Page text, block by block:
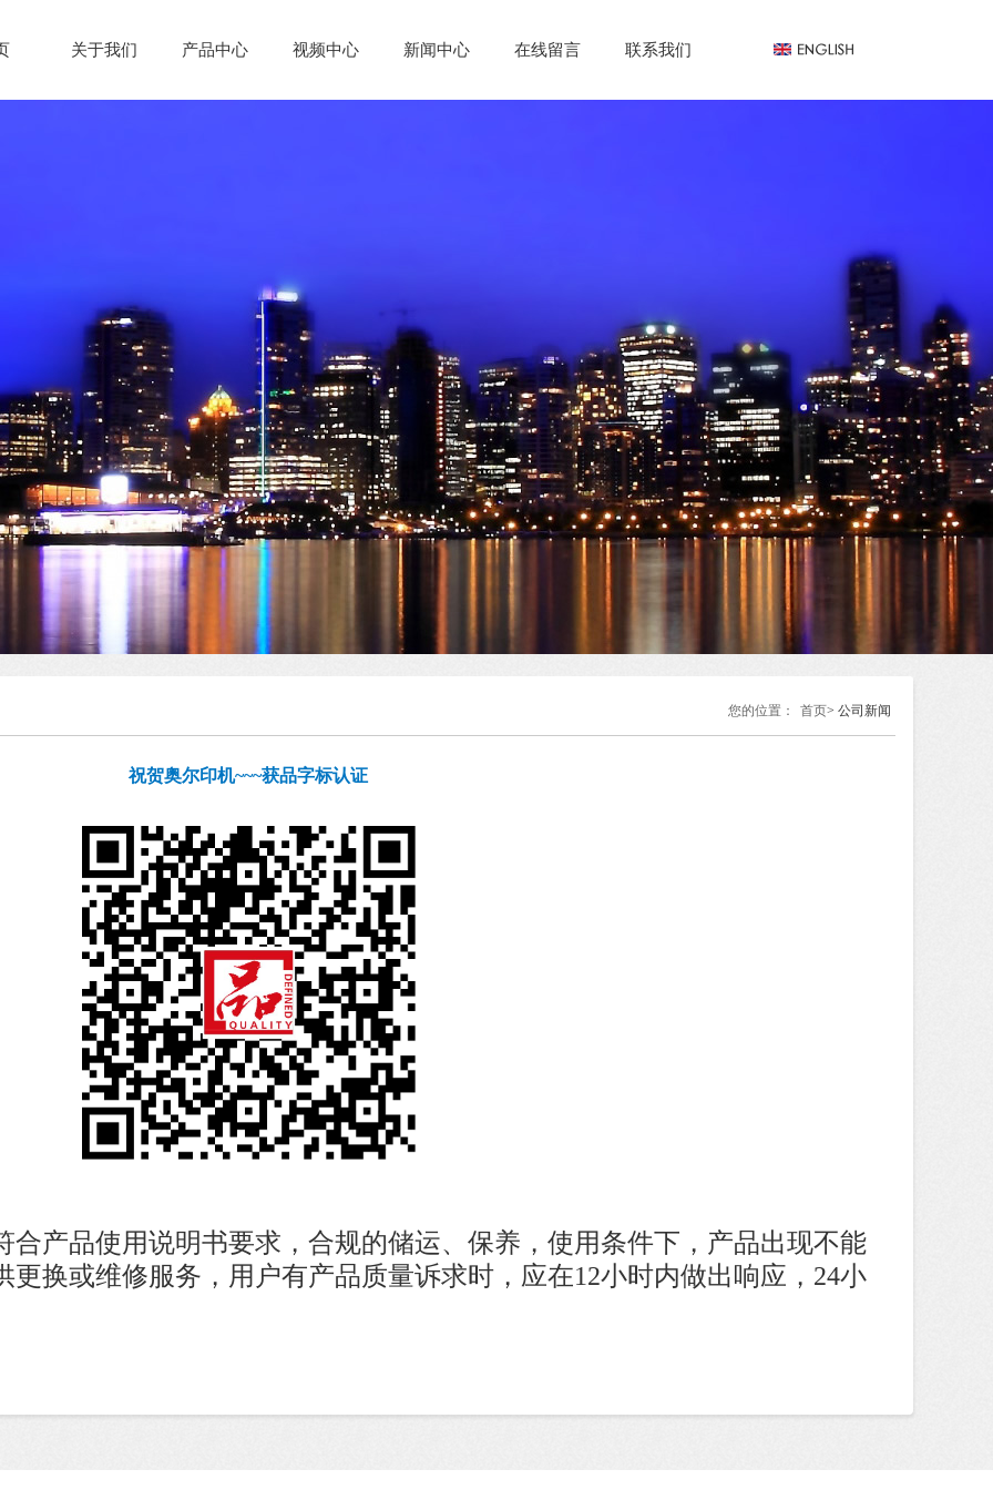
关于我们 产品中心 视频中心 新闻中心 在线留言 联系我们
您的位置： 首页> 公司新闻
祝贺奥尔印机~~~获品字标认证
合产品使用说明书要求，合规的储运、保养，使用条件下，产品出现不能
换或维修服务，用户有产品质量诉求时，应在12小时内做出响应，24小